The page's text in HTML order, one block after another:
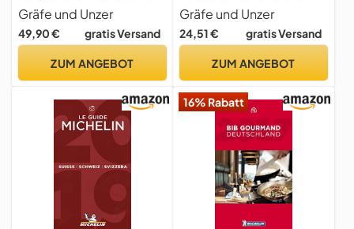
Hotels (MICHELIN
Hotelführer)
Gräfe und Unzer
49,90 € gratis Versand
ZUM ANGEBOT
(MICHELIN Hotelführer)
Gräfe und Unzer
24,51 € gratis Versand
ZUM ANGEBOT
16% Rabatt